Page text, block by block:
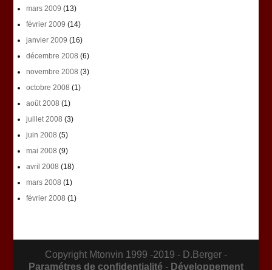
mars 2009 (13)
février 2009 (14)
janvier 2009 (16)
décembre 2008 (6)
novembre 2008 (3)
octobre 2008 (1)
août 2008 (1)
juillet 2008 (3)
juin 2008 (5)
mai 2008 (9)
avril 2008 (18)
mars 2008 (1)
février 2008 (1)
Copyright Mtonvin 1999 -2019 - D.Berger -
Paramétres de confidentialité - Développement